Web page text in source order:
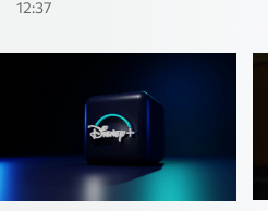
12:37